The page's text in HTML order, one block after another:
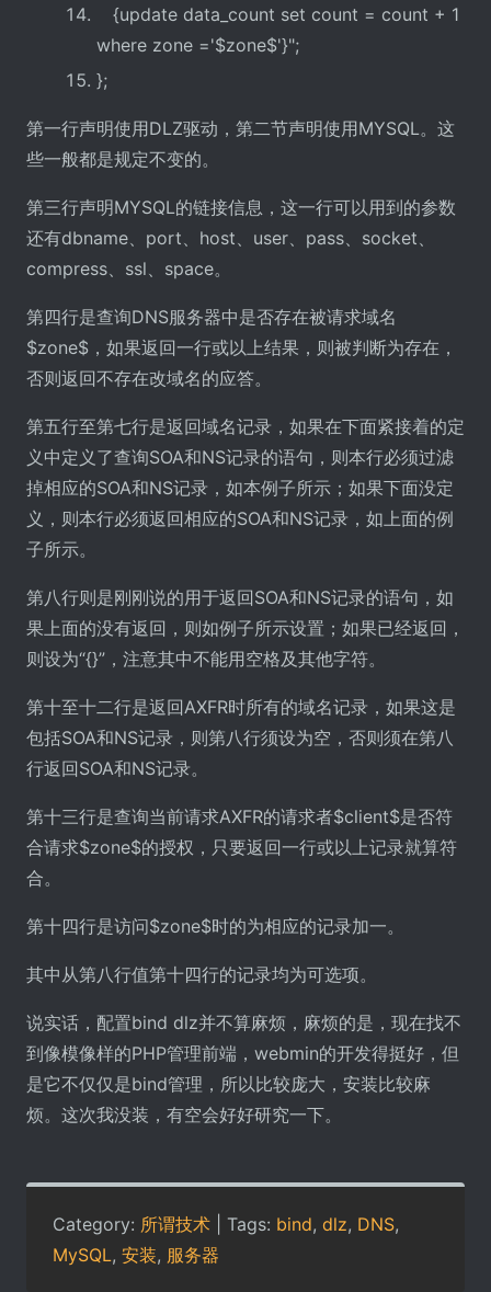
{update data_count set count = count + 1
where zone ='$zone$'}";
};
第一行声明使用DLZ驱动，第二节声明使用MYSQL。这
些一般都是规定不变的。
第三行声明MYSQL的链接信息，这一行可以用到的参数
还有dbname、port、host、user、pass、socket、
compress、ssl、space。
第四行是查询DNS服务器中是否存在被请求域名
$zone$，如果返回一行或以上结果，则被判断为存在，
否则返回不存在改域名的应答。
第五行至第七行是返回域名记录，如果在下面紧接着的定
义中定义了查询SOA和NS记录的语句，则本行必须过滤
掉相应的SOA和NS记录，如本例子所示；如果下面没定
义，则本行必须返回相应的SOA和NS记录，如上面的例
子所示。
第八行则是刚刚说的用于返回SOA和NS记录的语句，如
果上面的没有返回，则如例子所示设置；如果已经返回，
则设为“{}”，注意其中不能用空格及其他字符。
第十至十二行是返回AXFR时所有的域名记录，如果这是
包括SOA和NS记录，则第八行须设为空，否则须在第八
行返回SOA和NS记录。
第十三行是查询当前请求AXFR的请求者$client$是否符
合请求$zone$的授权，只要返回一行或以上记录就算符
合。
第十四行是访问$zone$时的为相应的记录加一。
其中从第八行值第十四行的记录均为可选项。
说实话，配置bind dlz并不算麻烦，麻烦的是，现在找不
到像模像样的PHP管理前端，webmin的开发得挺好，但
是它不仅仅是bind管理，所以比较庞大，安装比较麻
烦。这次我没装，有空会好好研究一下。
Category: 所谓技术 | Tags: bind, dlz, DNS,
MySQL, 安装, 服务器